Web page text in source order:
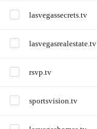
lasvegassecrets.tv
lasvegasrealestate.tv
rsvp.tv
sportsvision.tv